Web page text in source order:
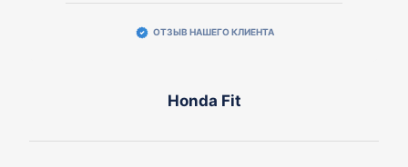
ОТЗЫВ НАШЕГО КЛИЕНТА
Honda Fit